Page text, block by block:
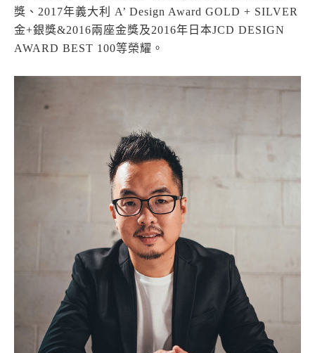
獎、2017年義大利 A’ Design Award GOLD + SILVER
金+銀獎&2016兩座金獎及2016年日本JCD DESIGN
AWARD BEST 100等榮耀。